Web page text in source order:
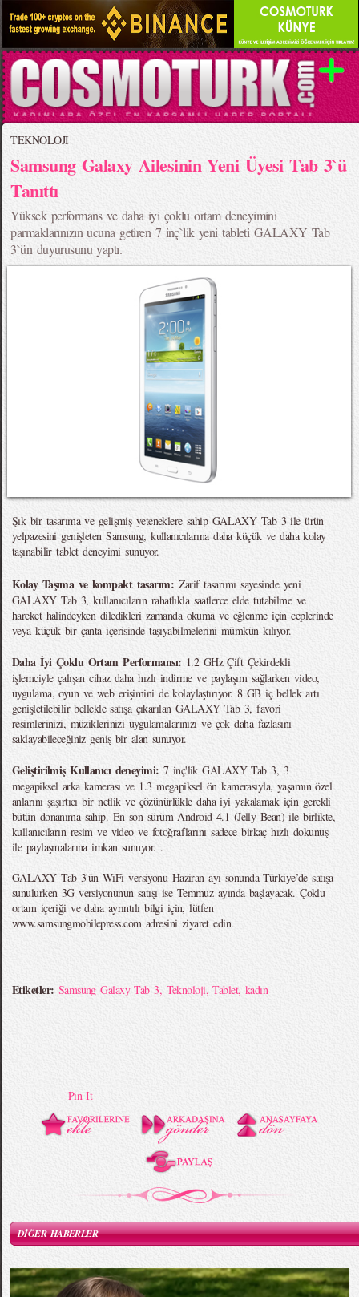
TEKNOLOJİ
Samsung Galaxy Ailesinin Yeni Üyesi Tab 3`ü
Tanıttı
Yüksek performans ve daha iyi çoklu ortam deneyimini
parmaklarınızın ucuna getiren 7 inç`lik yeni tableti GALAXY Tab
3`ün duyurusunu yaptı.
Şık bir tasarıma ve gelişmiş yeteneklere sahip GALAXY Tab 3 ile ürün
yelpazesini genişleten Samsung, kullanıcılarına daha küçük ve daha kolay
taşınabilir tablet deneyimi sunuyor.
Kolay Taşıma ve kompakt tasarım: Zarif tasarımı sayesinde yeni
GALAXY Tab 3, kullanıcıların rahatlıkla saatlerce elde tutabilme ve
hareket halindeyken diledikleri zamanda okuma ve eğlenme için ceplerinde
veya küçük bir çanta içerisinde taşıyabilmelerini mümkün kılıyor.
Daha İyi Çoklu Ortam Performansı: 1.2 GHz Çift Çekirdekli
işlemciyle çalışan cihaz daha hızlı indirme ve paylaşım sağlarken video,
uygulama, oyun ve web erişimini de kolaylaştırıyor. 8 GB iç bellek artı
genişletilebilir bellekle satışa çıkarılan GALAXY Tab 3, favori
resimlerinizi, müziklerinizi uygulamalarınızı ve çok daha fazlasını
saklayabileceğiniz geniş bir alan sunuyor.
Geliştirilmiş Kullanıcı deneyimi: 7 inç'lik GALAXY Tab 3, 3
megapiksel arka kamerası ve 1.3 megapiksel ön kamerasıyla, yaşamın özel
anlarını şaşırtıcı bir netlik ve çözünürlükle daha iyi yakalamak için gerekli
bütün donanıma sahip. En son sürüm Android 4.1 (Jelly Bean) ile birlikte,
kullanıcıların resim ve video ve fotoğraflarını sadece birkaç hızlı dokunuş
ile paylaşmalarına imkan sunuyor. .
GALAXY Tab 3'ün WiFi versiyonu Haziran ayı sonunda Türkiye’de satışa
sunulurken 3G versiyonunun satışı ise Temmuz ayında başlayacak. Çoklu
ortam içeriği ve daha ayrıntılı bilgi için, lütfen
www.samsungmobilepress.com adresini ziyaret edin.
Etiketler: Samsung Galaxy Tab 3, Teknoloji,Tablet, kadın
Pin It
DİĞER HABERLER